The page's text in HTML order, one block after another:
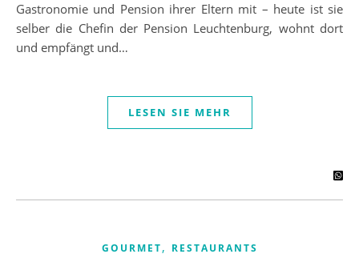
Gastronomie und Pension ihrer Eltern mit – heute ist sie
selber die Chefin der Pension Leuchtenburg, wohnt dort
und empfängt und…
LESEN SIE MEHR
GOURMET, RESTAURANTS